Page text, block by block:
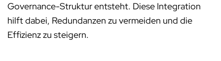
Governance-Struktur entsteht. Diese Integration
hilft dabei, Redundanzen zu vermeiden und die
Effizienz zu steigern.